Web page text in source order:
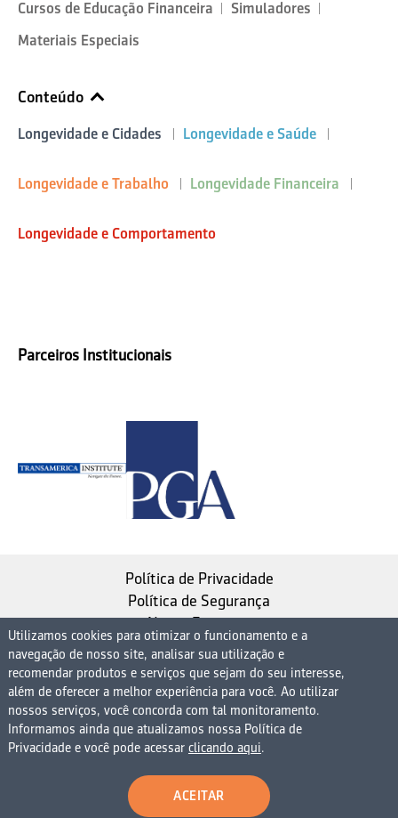
Cursos de Educação Financeira
Simuladores
Materiais Especiais
Conteúdo
Longevidade e Cidades Longevidade e Saúde
Longevidade e Trabalho Longevidade Financeira
Longevidade e Comportamento
Parceiros Institucionais
Política de Privacidade
Política de Segurança
Nosso Estatuto
Instituto de Longevidade MAG, uma empresa do
Grupo MAG
| CNPJ 08.474.765/0001-75
Avenida Presidente Juscelino Kubitschek, 1830, 15º
andar bloco 1 (parte), Condomínio Edifício São Luiz -
Vila Nova Conceição
São Paulo - SP - 04543-900 - Brasil
Utilizamos cookies para otimizar o funcionamento e a
navegação de nosso site, analisar sua utilização e
recomendar produtos e serviços que sejam do seu interesse,
além de oferecer a melhor experiência para você. Ao utilizar
nossos serviços, você concorda com tal monitoramento.
Informamos ainda que atualizamos nossa Política de
Privacidade e você pode acessar clicando aqui.
ACEITAR